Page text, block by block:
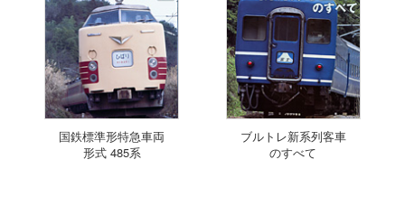
国鉄標準形特急車両
形式 485系
ブルトレ新系列客車
のすべて